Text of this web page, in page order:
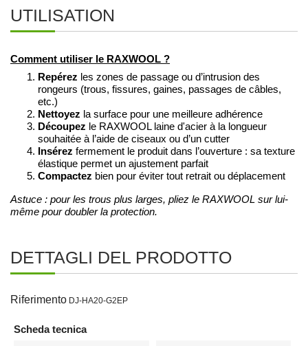
UTILISATION
Comment utiliser le RAXWOOL ?
Repérez les zones de passage ou d’intrusion des
rongeurs (trous, fissures, gaines, passages de câbles,
etc.)
Nettoyez la surface pour une meilleure adhérence
Découpez le RAXWOOL laine d'acier à la longueur
souhaitée à l’aide de ciseaux ou d’un cutter
Insérez fermement le produit dans l’ouverture : sa texture
élastique permet un ajustement parfait
Compactez bien pour éviter tout retrait ou déplacement
Astuce : pour les trous plus larges, pliez le RAXWOOL sur lui-
même pour doubler la protection.
DETTAGLI DEL PRODOTTO
Riferimento DJ-HA20-G2EP
Scheda tecnica